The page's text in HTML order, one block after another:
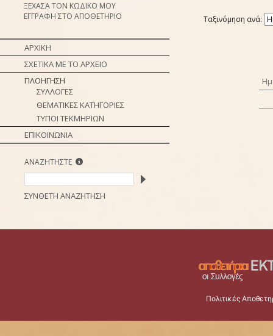
ΞΕΧΑΣΑ ΤΟΝ ΚΩΔΙΚΟ ΜΟΥ
ΕΓΓΡΑΦΗ ΣΤΟ ΑΠΟΘΕΤΗΡΙΟ
ΑΡΧΙΚΗ
ΣΧΕΤΙΚΑ ΜΕ ΤΟ ΑΡΧΕΙΟ
ΠΛΟΗΓΗΣΗ
ΣΥΛΛΟΓΕΣ
ΘΕΜΑΤΙΚΕΣ ΚΑΤΗΓΟΡΙΕΣ
ΤΥΠΟΙ ΤΕΚΜΗΡΙΩΝ
ΕΠΙΚΟΙΝΩΝΙΑ
ΑΝΑΖΗΤΗΣΤΕ
ΣΥΝΘΕΤΗ ΑΝΑΖΗΤΗΣΗ
Ταξινόμηση ανά: